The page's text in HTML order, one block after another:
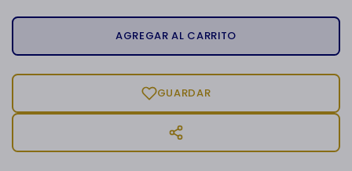
AGREGAR AL CARRITO
GUARDAR